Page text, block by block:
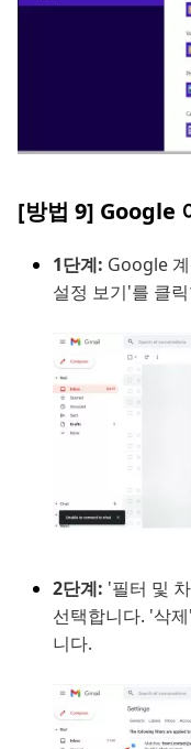
[방법 9] Google
1단계: Google
설정 보기'를 클
2단계: '필터 및
선택합니다. '삭
니다.